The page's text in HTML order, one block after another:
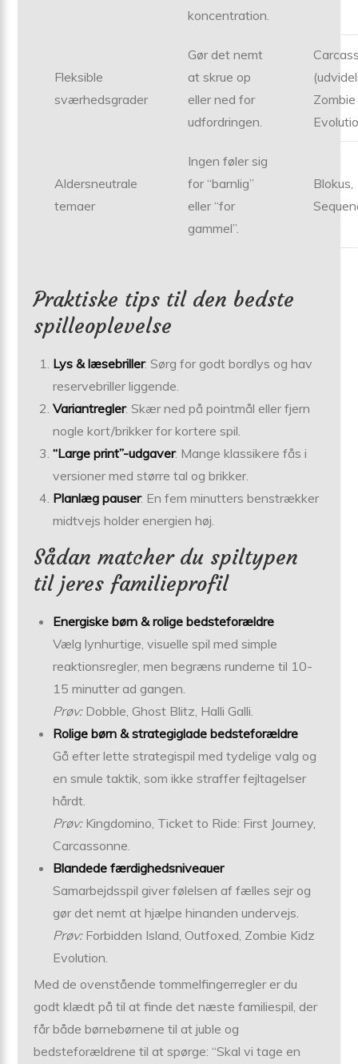
koncentration.
Fleksible
sværhedsgrader
Gør det nemt
at skrue op
eller ned for
udfordringen.
Aldersneutrale
temaer
Ingen føler sig
for “barnlig”
eller “for
gammel”.
Blokus,
Praktiske tips til den bedste
spilleoplevelse
Lys & læsebriller: Sørg for godt bordlys og hav
reservebriller liggende.
Variantregler: Skær ned på pointmål eller fjern
nogle kort/brikker for kortere spil.
“Large print”-udgaver: Mange klassikere fås i
versioner med større tal og brikker.
Planlæg pauser: En fem minutters benstrækker
midtvejs holder energien høj.
Sådan matcher du spiltypen
til jeres familieprofil
Energiske børn & rolige bedsteforældre
Vælg lynhurtige, visuelle spil med simple
reaktionsregler, men begræns runderne til 10-
15 minutter ad gangen.
Prøv:Dobble, Ghost Blitz, Halli Galli.
Rolige børn & strategiglade bedsteforældre
Gå efter lette strategispil med tydelige valg og
en smule taktik, som ikke straffer fejltagelser
hårdt.
Prøv:Kingdomino, Ticket to Ride: First Journey,
Carcassonne.
Blandede færdighedsniveauer
Samarbejdsspil giver følelsen af fælles sejr og
gør det nemt at hjælpe hinanden undervejs.
Prøv:Forbidden Island, Outfoxed, Zombie Kidz
Evolution.
Med de ovenstående tommelfingerregler er du
godt klædt på til at finde det næste familiespil, der
får både børnebørnene til at juble og
bedsteforældrene til at spørge: “Skal vi tage en